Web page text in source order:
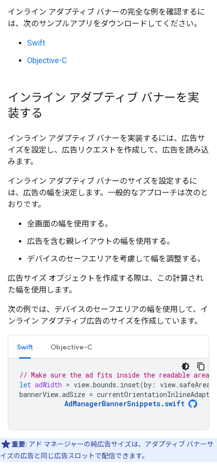
インライン アダプティブ バナーの完全な例を確認するに
は、次のサンプルアプリをダウンロードしてください。
Swift
Objective-C
インライン アダプティブ バナーを実
装する
インライン アダプティブ バナーを実装するには、広告サ
イズを設定し、広告リクエストを作成して、広告を読み込
みます。
インライン アダプティブ バナーのサイズを設定するに
は、広告の幅を決定します。一般的なアプローチは次のと
おりです。
全画面の幅を使用する。
広告を含む親レイアウトの幅を使用する。
デバイスのセーフエリアを考慮して幅を調整する。
広告サイズ オブジェクトを作成する際は、この計算され
た幅を使用します。
次の例では、デバイスのセーフエリアの幅を使用して、イ
ンライン アダプティブ広告のサイズを作成しています。
Swift Objective-C
// Make sure the ad fits inside the readable area.
let adWidth = view.bounds . inset(by : view.
bannerView.adSize =
AdManagerBannerSnippets.swift
重要: アド マネージャーの純広告サイズは、アダプティブ バナーサ
イズの広告と同じ広告スロットで配信できます。